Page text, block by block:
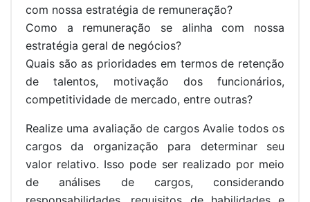
com nossa estratégia de remuneração?
Como a remuneração se alinha com nossa
estratégia geral de negócios?
Quais são as prioridades em termos de retenção
de talentos, motivação dos funcionários,
competitividade de mercado, entre outras?
Realize uma avaliação de cargos Avalie todos os
cargos da organização para determinar seu
valor relativo. Isso pode ser realizado por meio
de análises de cargos, considerando